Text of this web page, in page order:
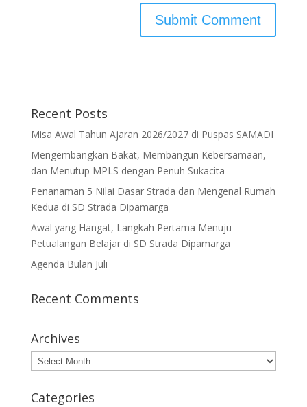
Recent Posts
Misa Awal Tahun Ajaran 2026/2027 di Puspas SAMADI
Mengembangkan Bakat, Membangun Kebersamaan,
dan Menutup MPLS dengan Penuh Sukacita
Penanaman 5 Nilai Dasar Strada dan Mengenal Rumah
Kedua di SD Strada Dipamarga
Awal yang Hangat, Langkah Pertama Menuju
Petualangan Belajar di SD Strada Dipamarga
Agenda Bulan Juli
Recent Comments
Archives
Archives
Categories